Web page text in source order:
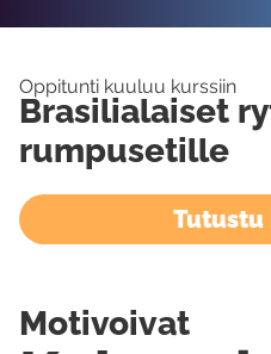
Oppitunti kuuluu kurssiin
Brasilialaiset
rumpusetille
Tutustu
Motivoivat